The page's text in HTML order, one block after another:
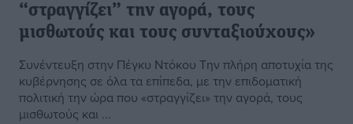
“στραγγίζει” την αγορά, τους
μισθωτούς και τους συνταξιούχους»
Συνέντευξη στην Πέγκυ Ντόκου Την πλήρη αποτυχία της
κυβέρνησης σε όλα τα επίπεδα, με την επιδοματική
πολιτική την ώρα που «στραγγίζει» την αγορά, τους
μισθωτούς και ...